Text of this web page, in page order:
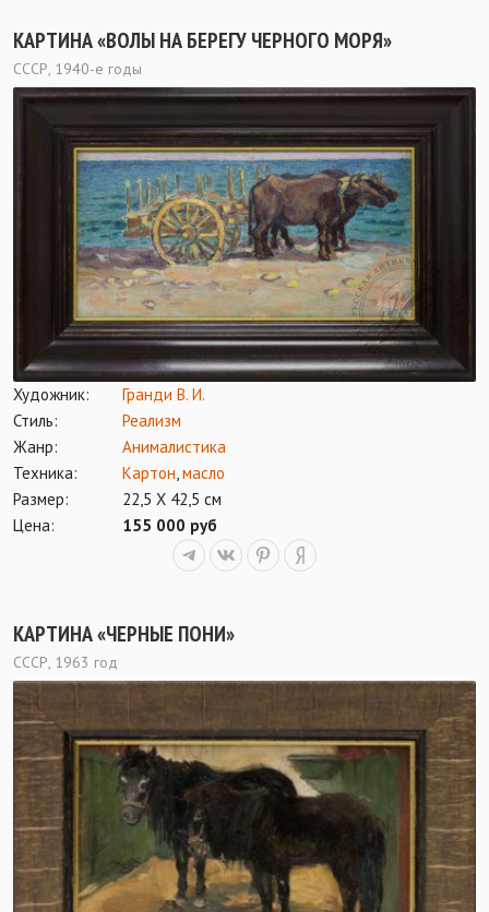
КАРТИНА «ВОЛЫ НА БЕРЕГУ ЧЕРНОГО МОРЯ»
СССР, 1940-е годы
Художник:
Гранди В. И.
Стиль:
Реализм
Жанр:
Анималистика
Техника:
Картон масло
Размер:
22,5 Х 42,5 см
Цена:
155 000 руб
КАРТИНА «ЧЕРНЫЕ ПОНИ»
СССР, 1963 год